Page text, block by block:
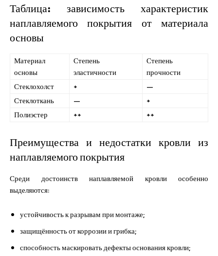
Таблица: зависимость характеристик
наплавляемого покрытия от материала
основы
Материал
основы
Степень
эластичности
Степень
прочности
Стеклохолст
+
—
Стеклоткань
—
+
Полиэстер
++ ++
Преимущества и недостатки кровли из
наплавляемого покрытия
Среди достоинств наплавляемой кровли особенно
выделяются:
устойчивость к разрывам при монтаже;
защищённость от коррозии и грибка;
способность маскировать дефекты основания кровли;